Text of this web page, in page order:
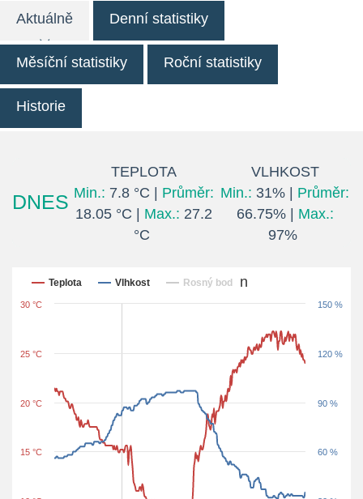
Aktuálně Denní statistiky
Měsíční statistiky Roční statistiky
Historie
DNES
TEPLOTA
Min.: 7.8 °C | Průměr:
18.05 °C | Max.: 27.2
°C
VLHKOST
Min.: 31% | Průměr:
66.75% | Max.:
97%
Posledních 24 hodin
Teplota Vlhkost Rosný bod
15 °C
20 °C
25 °C
30 °C
60 %
90 %
120 %
150 %